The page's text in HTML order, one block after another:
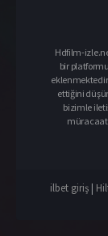
Hdfilm-
bir
ettiğini
bizimle
müracaat
ilbet giriş |